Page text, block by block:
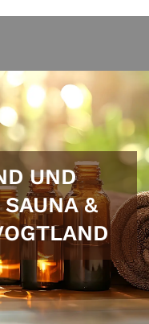
UND
&